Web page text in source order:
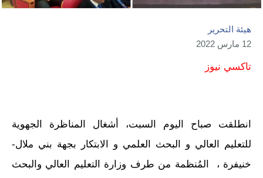
هيئة التحرير
12 مارس 2022
تاكسي نيوز
انطلقت صباح اليوم السبت، أشغال المناظرة الجهوية
للتعليم العالي و البحث العلمي و الابتكار بجهة بني ملال-
خنيفرة ، المُنظمة من طرف وزارة التعليم العالي والبحث